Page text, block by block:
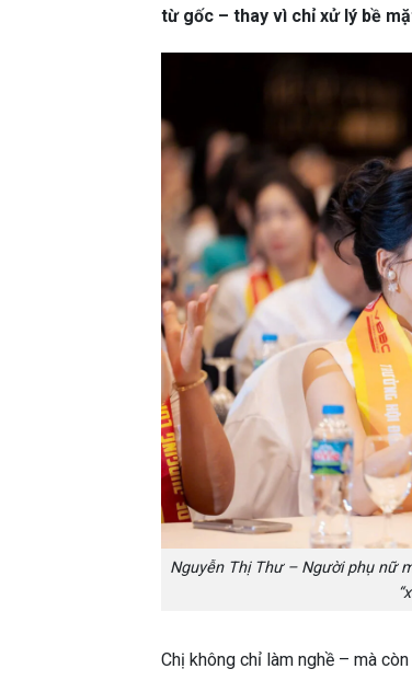
từ gốc – thay vì chỉ xử lý bề
Nguyễn Thị Thư – Người phụ nữ
Chị không chỉ làm nghề – mà